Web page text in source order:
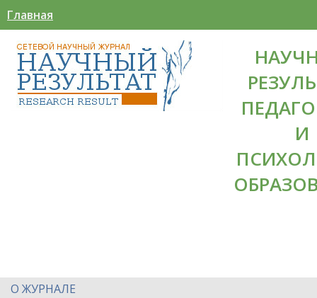
Главная
И
О ЖУРНАЛЕ